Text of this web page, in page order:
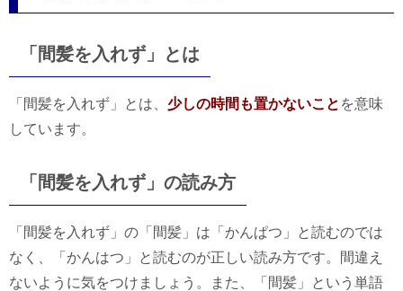
「間髪を入れず」とは
「間髪を入れず」とは、 少しの時間も置かないこと を意味
しています。
「間髪を入れず」の読み方
「間髪を入れず」の「間髪」は「かんぱつ」と読むのでは
なく、「かんはつ」と読むのが正しい読み方です。間違え
ないように気をつけましょう。また、「間髪」という単語